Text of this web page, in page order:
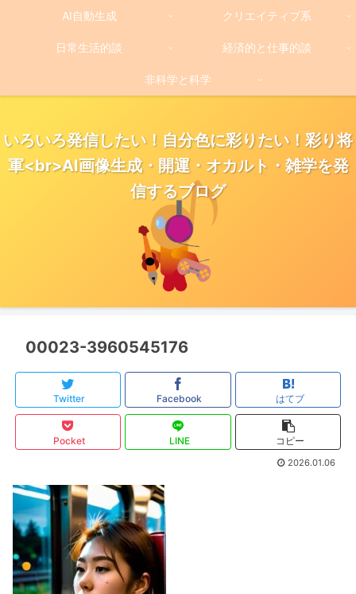
いろいろ発信したい！自分色に彩りたい！彩り将
軍<br>AI画像生成・開運・オカルト・雑学を発
信するブログ
AI自動生成 クリエイティブ系
日常生活的談 経済的と仕事的談
非科学と科学
00023-3960545176
Twitter Facebook はてブ
Pocket LINE コピー
2026.01.06